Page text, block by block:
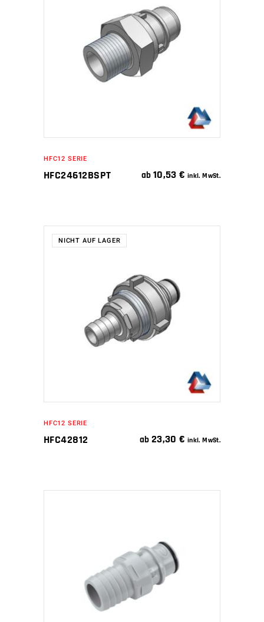
WEITERLESEN
HFC12 SERIE
HFC24612BSPT ab 10,53€ inkl. MwSt.
NICHT AUF LAGER
WEITERLESEN
HFC12 SERIE
HFC42812 ab 23,30€ inkl. MwSt.
IN DEN WARENKORB